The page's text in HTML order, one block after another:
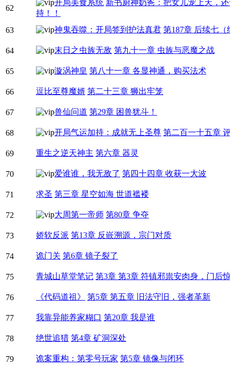
62
开局美食系统 新书厨神奶爸：把女儿宠上天，
持！！
63
神鬼吞噬：开局签到护法真君 第187章 后续七（
64 末日之虫族无敌 第九十一章 虫族与恶魔之战
65 漩涡神皇 第八十一章 各显神通，购买法术
66 逗比至尊魔婿 第二十三章 狮出牢笼
67 兽仙问道 第29章 困兽犹斗！
68 开局气运加持：成就无上圣尊 第二百一十五章
69 重生之逆天神主 第六章 器灵
70 爱谁谁，我无敌了 第四十四章 收获一大波
71 求圣 第三章 星空如海 世道褴褛
72 大周第一帝师 第80章 争夺
73 娇软反派 第13章 反嵌溯源，宗门对质
74 诡门关 第6章 镜子裂了
75 青城山草堂笔记 第3章 第3章 符镇邪祟安肉身，门后
76 《代码道祖》 第5章 第五章 旧法守旧，强者革新
77 我靠异能养家糊口 第20章 我是谁
78 绝世追猎 第4章 矿洞深处
79 诡案重构：第零号玩家 第5章 镜像与闭环